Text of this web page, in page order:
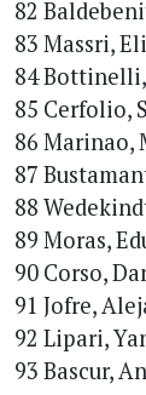
82
83 Massri,
84
85 Cerfolio,
86 Marinao,
87
88
89 Moras,
90 Corso,
91 Jofre,
92 Lipari,
93 Bascur,